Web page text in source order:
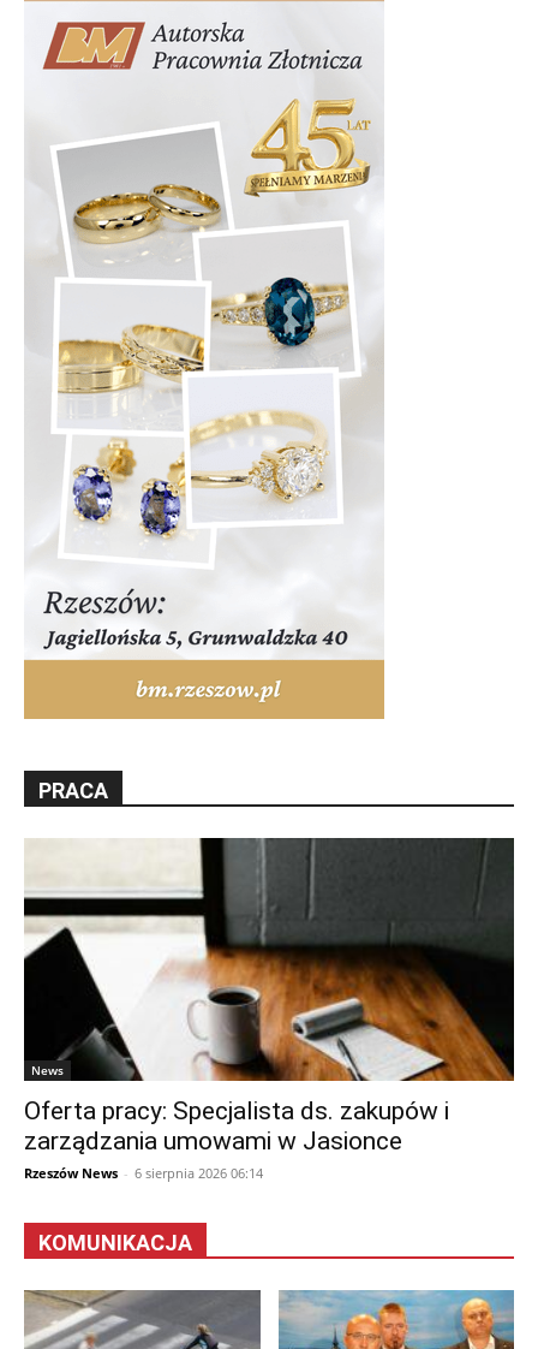
PRACA
News
Oferta pracy: Specjalista ds. zakupów i
zarządzania umowami w Jasionce
Rzeszów News - 6 sierpnia 2026 06:14
KOMUNIKACJA